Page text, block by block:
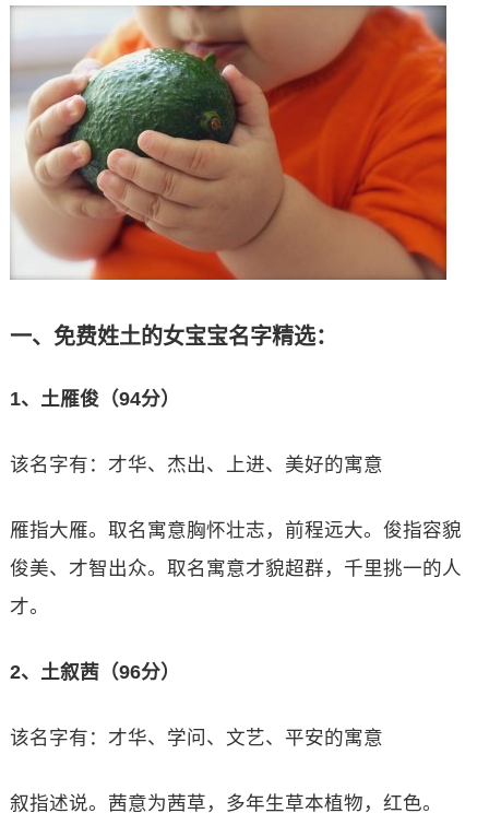
一、免费姓土的女宝宝名字精选：
1、土雁俊（94分）
该名字有：才华、杰出、上进、美好的寓意
雁指大雁。取名寓意胸怀壮志，前程远大。俊指容貌
俊美、才智出众。取名寓意才貌超群，千里挑一的人
才。
2、土叙茜（96分）
该名字有：才华、学问、文艺、平安的寓意
叙指述说。茜意为茜草，多年生草本植物，红色。